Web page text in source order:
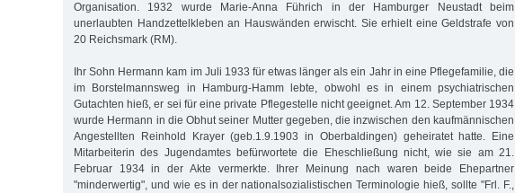
Organisation. 1932 wurde Marie-Anna Führich in der Hamburger Neustadt beim
unerlaubten Handzettelkleben an Hauswänden erwischt. Sie erhielt eine Geldstrafe von
20 Reichsmark (RM).
Ihr Sohn Hermann kam im Juli 1933 für etwas länger als ein Jahr in eine Pflegefamilie, die
im Borstelmannsweg in Hamburg-Hamm lebte, obwohl es in einem psychiatrischen
Gutachten hieß, er sei für eine private Pflegestelle nicht geeignet. Am 12. September 1934
wurde Hermann in die Obhut seiner Mutter gegeben, die inzwischen den kaufmännischen
Angestellten Reinhold Krayer (geb.1.9.1903 in Oberbaldingen) geheiratet hatte. Eine
Mitarbeiterin des Jugendamtes befürwortete die Eheschließung nicht, wie sie am 21.
Februar 1934 in der Akte vermerkte. Ihrer Meinung nach waren beide Ehepartner
"minderwertig", und wie es in der nationalsozialistischen Terminologie hieß, sollte "Frl. F.,